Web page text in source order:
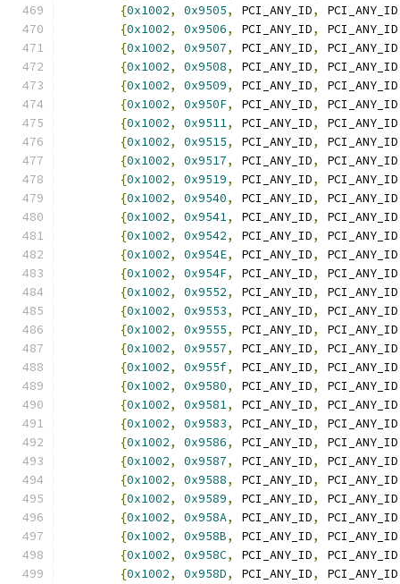
{0x1002, 0x9505, PCI_ANY_ID, PCI_ANY_ID
{0x1002, 0x9506, PCI_ANY_ID, PCI_ANY_ID
{0x1002, 0x9507, PCI_ANY_ID, PCI_ANY_ID
{0x1002, 0x9508, PCI_ANY_ID, PCI_ANY_ID
{0x1002, 0x9509, PCI_ANY_ID, PCI_ANY_ID
{0x1002, 0x950F, PCI_ANY_ID, PCI_ANY_ID
{0x1002, 0x9511, PCI_ANY_ID, PCI_ANY_ID
{0x1002, 0x9515, PCI_ANY_ID, PCI_ANY_ID
{0x1002, 0x9517, PCI_ANY_ID, PCI_ANY_ID
{0x1002, 0x9519, PCI_ANY_ID, PCI_ANY_ID
{0x1002, 0x9540, PCI_ANY_ID, PCI_ANY_ID
{0x1002, 0x9541, PCI_ANY_ID, PCI_ANY_ID
{0x1002, 0x9542, PCI_ANY_ID, PCI_ANY_ID
{0x1002, 0x954E, PCI_ANY_ID, PCI_ANY_ID
{0x1002, 0x954F, PCI_ANY_ID, PCI_ANY_ID
{0x1002, 0x9552, PCI_ANY_ID, PCI_ANY_ID
{0x1002, 0x9553, PCI_ANY_ID, PCI_ANY_ID
{0x1002, 0x9555, PCI_ANY_ID, PCI_ANY_ID
{0x1002, 0x9557, PCI_ANY_ID, PCI_ANY_ID
{0x1002, 0x955f, PCI_ANY_ID, PCI_ANY_ID
{0x1002, 0x9580, PCI_ANY_ID, PCI_ANY_ID
{0x1002, 0x9581, PCI_ANY_ID, PCI_ANY_ID
{0x1002, 0x9583, PCI_ANY_ID, PCI_ANY_ID
{0x1002, 0x9586, PCI_ANY_ID, PCI_ANY_ID
{0x1002, 0x9587, PCI_ANY_ID, PCI_ANY_ID
{0x1002, 0x9588, PCI_ANY_ID, PCI_ANY_ID
{0x1002, 0x9589, PCI_ANY_ID, PCI_ANY_ID
{0x1002, 0x958A, PCI_ANY_ID, PCI_ANY_ID
{0x1002, 0x958B, PCI_ANY_ID, PCI_ANY_ID
{0x1002, 0x958C, PCI_ANY_ID, PCI_ANY_ID
{0x1002, 0x958D, PCI_ANY_ID, PCI_ANY_ID